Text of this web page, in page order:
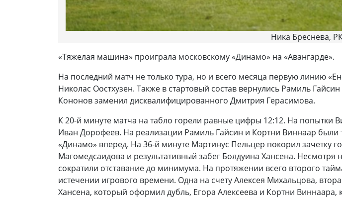
Ника Бреснева,
«Тяжелая машина» проиграла московскому «Динамо» на «Авангарде».
На последний матч не только тура, но и всего месяца первую линию
Николас Оостхузен. Также в стартовый состав вернулись Рамиль
Кононов заменил дисквалифицированного Дмитрия Герасимова.
К 20-й минуте матча на табло горели равные цифры 12:12. На
Иван Дорофеев. На реализации Рамиль Гайсин и Кортни Виннаар
«Динамо» вперед. На 36-й минуте Мартинус Пельцер покорил зачетку
Магомедсаидова и результативный забег Болдуина Хансена.
сократили отставание до минимума. На протяжении всего второго
истечении игрового времени. Одна на счету Алексея Михальцова,
Хансена, который оформил дубль, Егора Алексеева и Кортни